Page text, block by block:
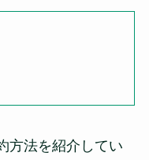
方法を紹介してい